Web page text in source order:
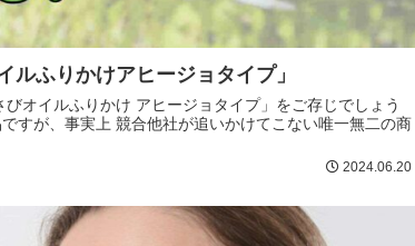
ふりかけアヒージョタイプ」
オイルふりかけ アヒージョタイプ」をご存じでしょう
すが、事実上 競合他社が追いかけてこない唯一無二の商
2024.06.20